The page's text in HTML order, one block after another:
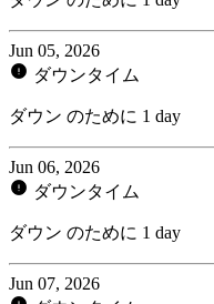
Jun 05, 2026
ダウンタイム
ダウン のために 1 day
Jun 06, 2026
ダウンタイム
ダウン のために 1 day
Jun 07, 2026